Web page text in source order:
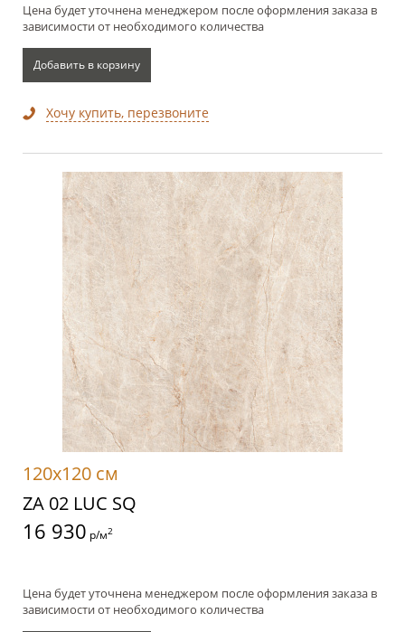
Цена будет уточнена менеджером после оформления заказа в
зависимости от необходимого количества
Добавить в корзину
Хочу купить, перезвоните
120x120 см
ZA 02 LUC SQ
16 930 р/м2
Цена будет уточнена менеджером после оформления заказа в
зависимости от необходимого количества